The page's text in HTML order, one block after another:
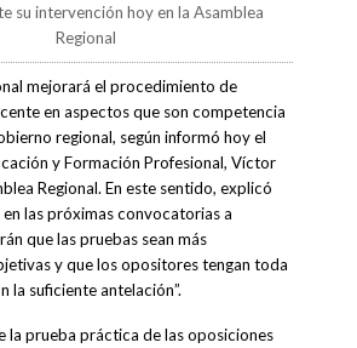
su intervención hoy en la Asamblea
Regional
mejorará el procedimiento de
en aspectos que son competencia
regional, según informó hoy el
y Formación Profesional, Víctor
Regional. En este sentido, explicó
en las próximas convocatorias a
que las pruebas sean más
y que los opositores tengan toda
la suficiente antelación”.
la prueba práctica de las oposiciones